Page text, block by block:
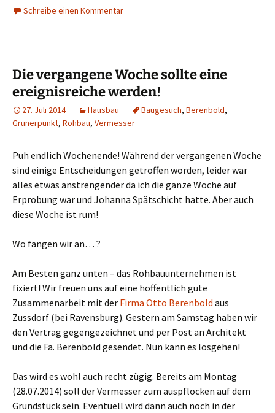
Schreibe einen Kommentar
Die vergangene Woche sollte eine
ereignisreiche werden!
27. Juli 2014 Hausbau Baugesuch, Berenbold,
Grünerpunkt, Rohbau, Vermesser
Puh endlich Wochenende! Während der vergangenen Woche
sind einige Entscheidungen getroffen worden, leider war
alles etwas anstrengender da ich die ganze Woche auf
Erprobung war und Johanna Spätschicht hatte. Aber auch
diese Woche ist rum!
Wo fangen wir an… ?
Am Besten ganz unten – das Rohbauunternehmen ist
fixiert! Wir freuen uns auf eine hoffentlich gute
Zusammenarbeit mit der Firma Otto Berenbold aus
Zussdorf (bei Ravensburg). Gestern am Samstag haben wir
den Vertrag gegengezeichnet und per Post an Architekt
und die Fa. Berenbold gesendet. Nun kann es losgehen!
Das wird es wohl auch recht zügig. Bereits am Montag
(28.07.2014) soll der Vermesser zum auspflocken auf dem
Grundstück sein. Eventuell wird dann auch noch in der